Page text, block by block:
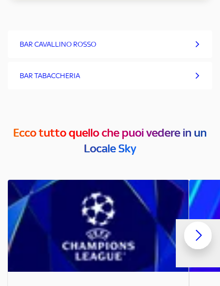
BAR CAVALLINO ROSSO
BAR TABACCHERIA
Ecco tutto quello che puoi vedere in un
Locale Sky